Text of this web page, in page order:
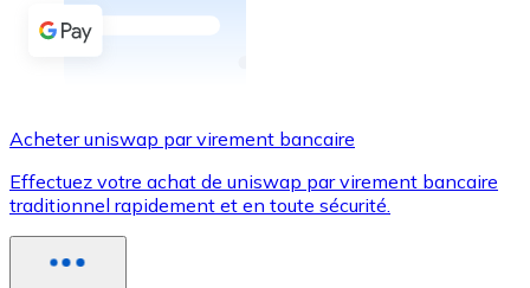
Virement SEPA
Utilisez les cartes Visa et Mastercard pour acheter
Acheter avec carte
Acheter uniswap par virement bancaire
Effectuez votre achat de uniswap par virement bancaire
traditionnel rapidement et en toute sécurité.